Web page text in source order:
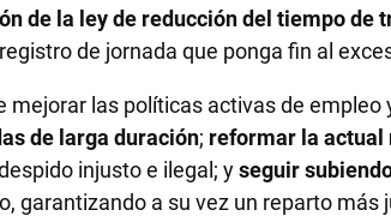
de la ley de reducción del tiempo de
de jornada que ponga fin al
mejorar las políticas activas de
de larga duración; reformar la actual
injusto e ilegal; yseguir
garantizando a su vez un reparto